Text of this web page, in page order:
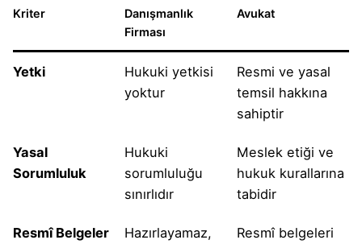
Kriter
Danışmanlık
Firması
Avukat
Yetki
Hukuki yetkisi
yoktur
Resmi ve yasal
temsil hakkına
sahiptir
Yasal
Sorumluluk
Hukuki
sorumluluğu
sınırlıdır
Meslek etiği ve
hukuk kurallarına
tabidir
Resmî Belgeler
Hazırlayamaz,
Resmî belgeleri